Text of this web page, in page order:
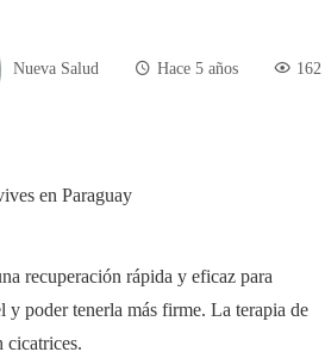
Nueva Salud Hace 5 años 162
recuperación rápida y eficaz para
poder tenerla más firme. La terapia de
cicatrices.